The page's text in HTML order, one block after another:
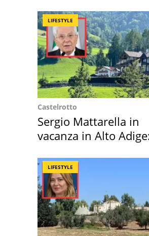
LIFESTYLE
Castelrotto
Sergio Mattarella in
vacanza in Alto
LIFESTYLE